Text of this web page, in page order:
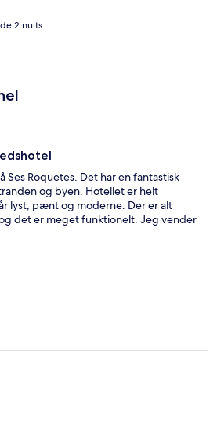
2 nuits
Ses Roquetes. Det har en fantastisk
og byen. Hotellet er helt
lyst, pænt og moderne. Der er alt
det er meget funktionelt. Jeg vender